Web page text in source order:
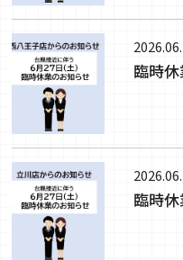
臨時
臨時